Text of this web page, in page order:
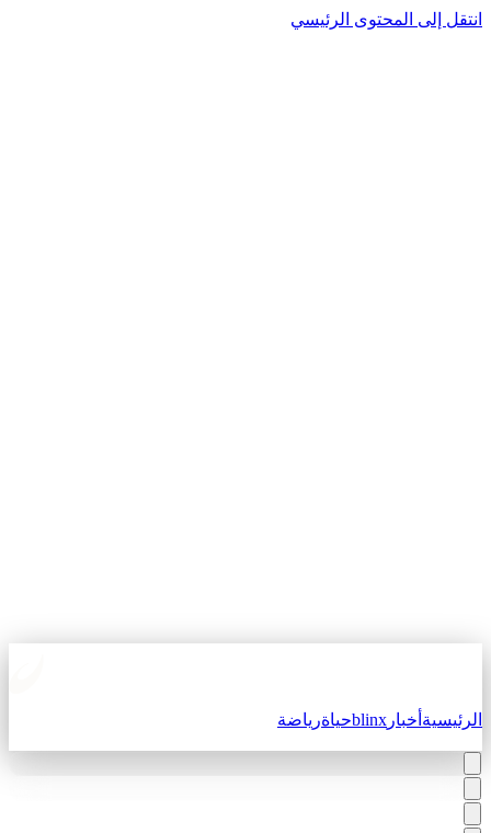
إلى المحتوى الرئيسي
أخبارblinxحياةرياضة